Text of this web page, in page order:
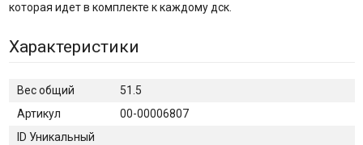
которая идет в комплекте к каждому дск.
Характеристики
Вес общий
51.5
Артикул
00-00006807
ID Уникальный